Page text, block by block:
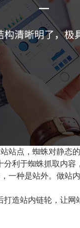
站点，蜘蛛对静态
利于蜘蛛抓取内容
种是站外。做站
造站内链轮，让网